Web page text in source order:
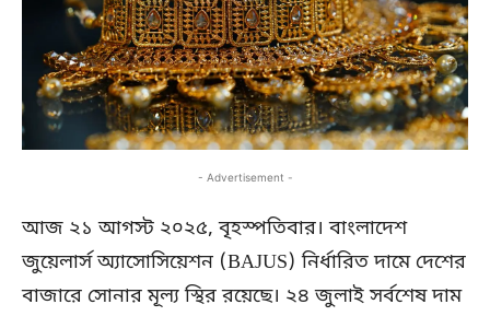
- Advertisement -
আজ ২১ আগস্ট ২০২৫, বৃহস্পতিবার। বাংলাদেশ
জুয়েলার্স অ্যাসোসিয়েশন (BAJUS) নির্ধারিত দামে দেশের
বাজারে সোনার মূল্য স্থির রয়েছে। ২৪ জুলাই সর্বশেষ দাম